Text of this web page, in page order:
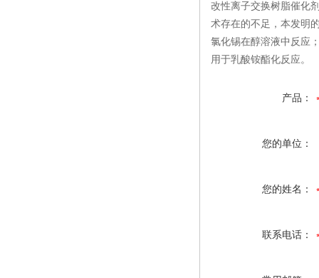
改性离子交换树脂催化
术存在的不足，本发明
氯化锡在醇溶液中反应
用于乳酸铵酯化反应。
产品：
您的单位：
您的姓名：
联系电话：